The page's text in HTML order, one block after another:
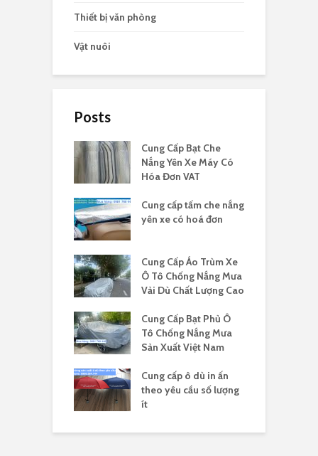
Thiết bị văn phòng
Vật nuôi
Posts
Cung Cấp Bạt Che
Nắng Yên Xe Máy Có
Hóa Đơn VAT
Cung cấp tấm che nắng
yên xe có hoá đơn
Cung Cấp Áo Trùm Xe
Ô Tô Chống Nắng Mưa
Vải Dù Chất Lượng Cao
Cung Cấp Bạt Phủ Ô
Tô Chống Nắng Mưa
Sản Xuất Việt Nam
Cung cấp ô dù in ấn
theo yêu cầu số lượng
ít